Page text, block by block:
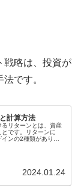
戦略は、投資が
です。
計算方法
るリターンとは、資産
です。リターンに
ンの2種類がありま
産を増やすことであ
は、リターンとリス
2024.01.24